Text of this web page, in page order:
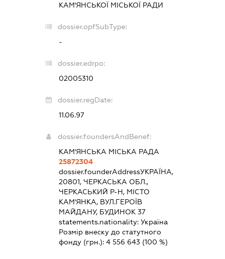
КАМ'ЯНСЬКОЇ МІСЬКОЇ РАДИ
dossier.opfSubType:
-
dossier.edrpo:
02005310
dossier.regDate:
11.06.97
dossier.foundersAndBenef:
КАМ'ЯНСЬКА МІСЬКА РАДА
25872304
dossier.founderAddressУКРАЇНА,
20801, ЧЕРКАСЬКА ОБЛ.,
ЧЕРКАСЬКИЙ Р-Н, МІСТО
КАМ'ЯНКА, ВУЛ.ГЕРОЇВ
МАЙДАНУ, БУДИНОК 37
statements.nationality:Україна
Розмір внеску до статутного
фонду (грн.):4 556 643 (100 %)